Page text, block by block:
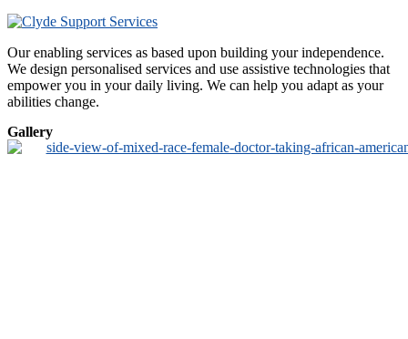
Our enabling services as based upon building your independence.
We design personalised services and use assistive technologies that
empower you in your daily living. We can help you adapt as your
abilities change.
Gallery